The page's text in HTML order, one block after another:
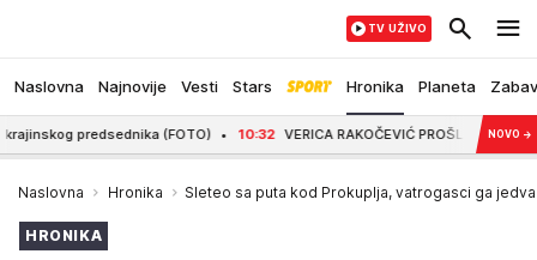
Naslovna Najnovije Vesti Stars Hronika Planeta
TV UŽIVO
predsednika (FOTO) 10:32 VERICA RAKOČEVIĆ PROŠLA KROZNOVO →
Naslovna Hronika Sleteo sa puta kod Prokuplja, vatrogasci ga
HRONIKA